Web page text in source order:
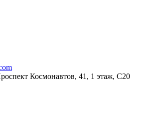
Космонавтов, 41, 1 этаж, С20